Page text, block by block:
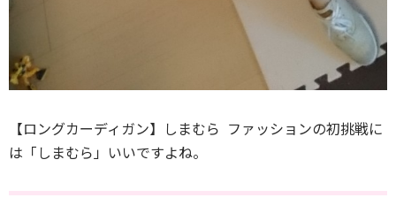
【ロングカーディガン】しまむら ファッションの初挑戦に
は「しまむら」いいですよね。